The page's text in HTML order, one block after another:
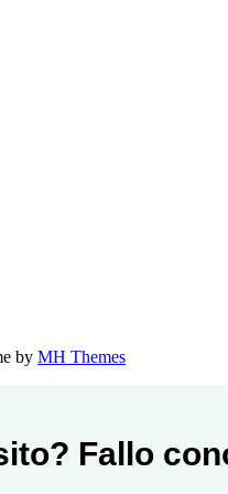
by MH Themes
Fallo